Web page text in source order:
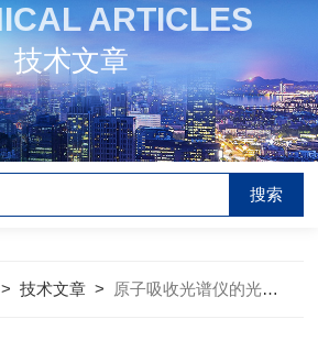
ARTICLES
技术文章
>技术文章 > 原子吸收光谱仪的光学系统设计：从空心阴极灯到双光束校准